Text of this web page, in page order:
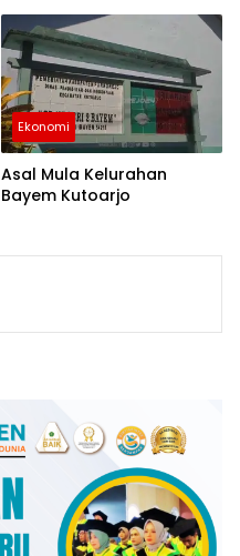
Lestarikan Budaya Jawa
Ekonomi
Asal Mula Kelurahan
Bayem Kutoarjo